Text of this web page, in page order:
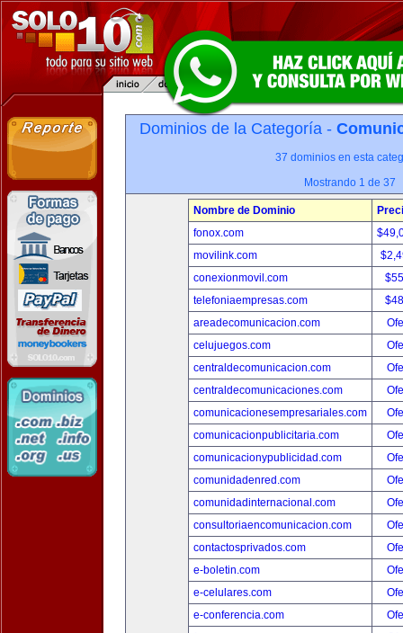
Dominios de la Categoría -
37 dominios en esta
Mostrando 1 de 37
Nombre de Dominio
fonox.com
movilink.com
conexionmovil.com
telefoniaempresas.com
areadecomunicacion.com
celujuegos.com
centraldecomunicacion.com
centraldecomunicaciones.com
comunicacionesempresariales.com
comunicacionpublicitaria.com
comunicacionypublicidad.com
comunidadenred.com
comunidadinternacional.com
consultoriaencomunicacion.com
contactosprivados.com
e-boletin.com
e-celulares.com
e-conferencia.com